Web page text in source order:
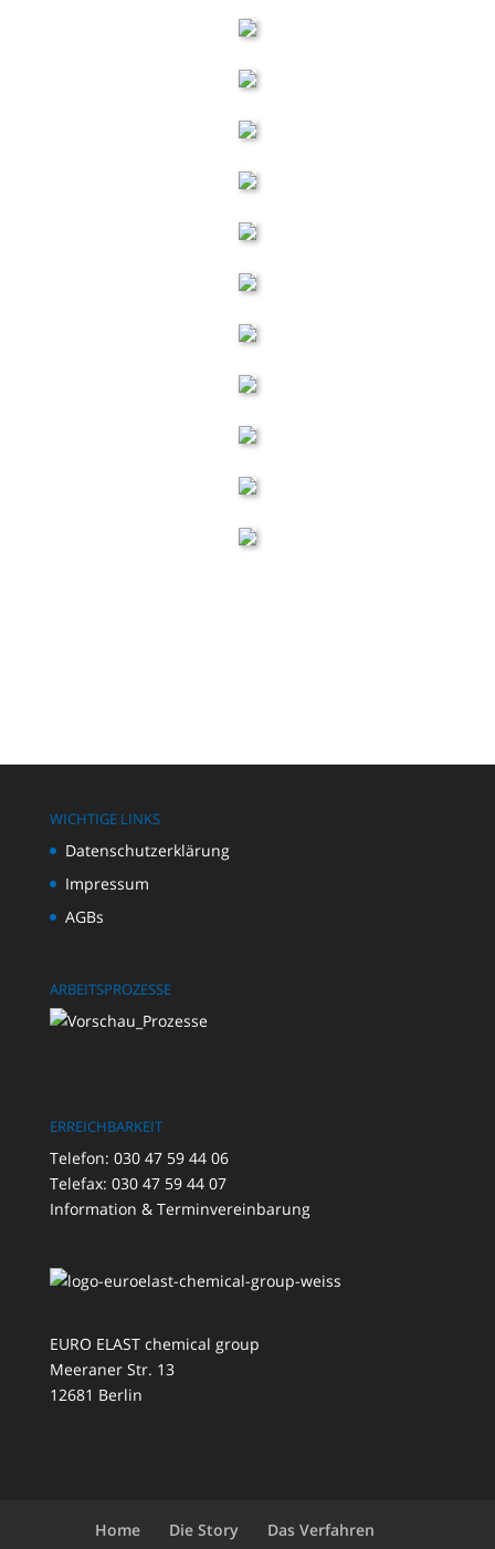
WICHTIGE LINKS
Datenschutzerklärung
Impressum
AGBs
ARBEITSPROZESSE
ERREICHBARKEIT
Telefon: 030 47 59 44 06
Telefax: 030 47 59 44 07
Information & Terminvereinbarung
EURO ELAST chemical group
Meeraner Str. 13
12681 Berlin
Home Die Story
Das Verfahren